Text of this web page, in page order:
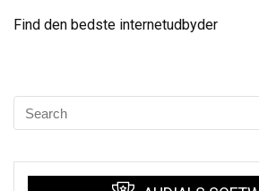
Find den bedste internetudbyder